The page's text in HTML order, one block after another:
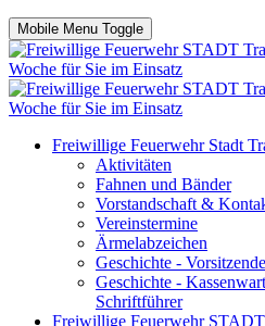
Mobile Menu Toggle
Freiwillige Feuerwehr Stadt
Aktivitäten
Fahnen und Bänder
Vorstandschaft &
Vereinstermine
Ärmelabzeichen
Geschichte - Vorsitzende
Geschichte -
Schriftführer
Freiwillige Feuerwehr